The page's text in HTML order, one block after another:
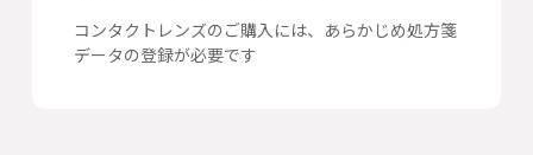
コンタクトレンズのご購入には、あらかじめ処方箋
データの登録が必要です